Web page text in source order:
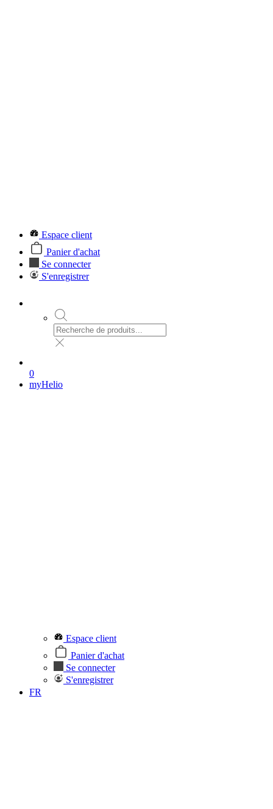
Espace client
Panier d'achat
Se connecter
S'enregistrer
0
myHelio
Espace client
Panier d'achat
Se connecter
S'enregistrer
FR